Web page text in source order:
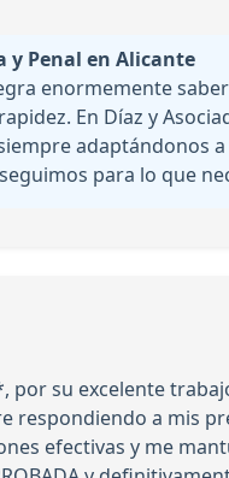
y Penal en Alicante
enormemente
En Díaz y
adaptándonos
para lo que
su excelente
respondiendo a mis
efectivas y me